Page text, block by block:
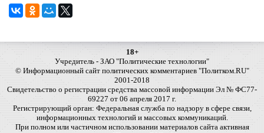
18+
Учредитель - ЗАО "Политические технологии"
© Информационный сайт политических комментариев "Политком.RU"
2001-2018
Свидетельство о регистрации средства массовой информации Эл № ФС77-
69227 от 06 апреля 2017 г.
Регистрирующий орган: Федеральная служба по надзору в сфере связи,
информационных технологий и массовых коммуникаций.
При полном или частичном использовании материалов сайта активная